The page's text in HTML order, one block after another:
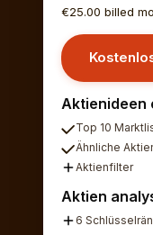
€25.00 billed
Aktienideen
Top 10
Ähnliche
Aktienfilter
Aktien
6